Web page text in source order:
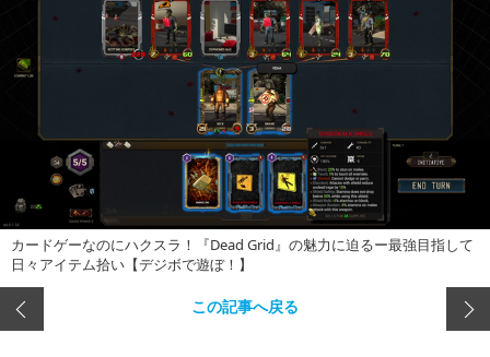
カードゲーなのにハクスラ！『Dead Grid』の魅力に迫るー最強目指して
日々アイテム拾い【デジボで遊ぼ！】
この記事へ戻る